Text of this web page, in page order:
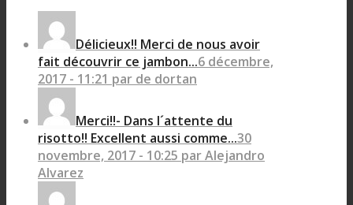
Délicieux!! Merci de nous avoir
fait découvrir ce jambon...6 décembre,
2017 - 11:21 par de dortan
Merci!!- Dans l´attente du
risotto!! Excellent aussi comme...30
novembre, 2017 - 10:25 par Alejandro
Alvarez